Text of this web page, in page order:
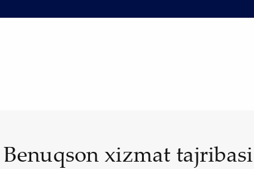
Benuqson xizmat tajribasi